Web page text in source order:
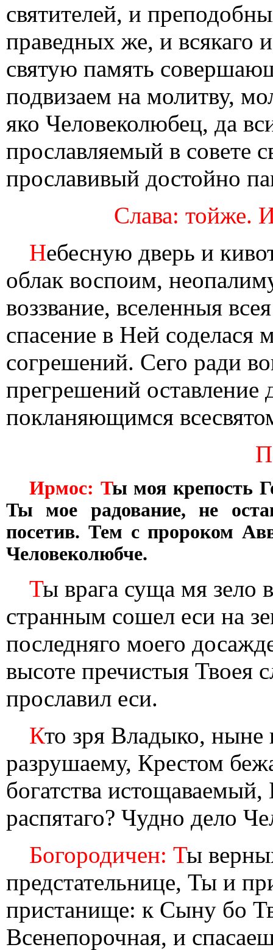
святителей, и
праведных же, и всякаго
святую память
подвизаем на молитву,
яко Человеколюбец, да
прославляемый в совете
прославивый достойно
Слава: тойже.
Небесную дверь и
облак воспоим,
воззвание, вселенныя
спасение в Ней соделася
согрешений. Сего ради
прегрешений оставление
покланяющимся
Ирмос: Ты моя крепость
Ты мое радование, не
посетив. Тем с пророком
Человеколюбче.
Ты врага суща мя зело
странным сошел еси на
последняго моего
высоте пречистыя Твоея
прославил еси.
Кто зря Владыко, ныне
разрушаему, Крестом
богатства
распятаго? Чудно дело
Богородичен: Ты
предстательнице, Ты и
пристанище: к Сыну бо
Всенепорочная, и